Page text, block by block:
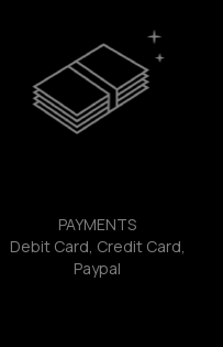
PAYMENTS
Debit Card, Credit Card,
Paypal